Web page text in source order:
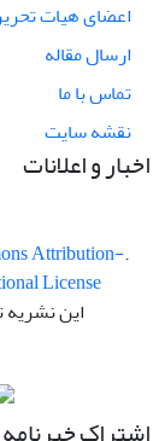
اعضای هیات
ارسال مقاله
تماس با ما
نقشه سایت
اخبار و اعلانات
.This work is licensed under a
Attribution-
License
این نشریه